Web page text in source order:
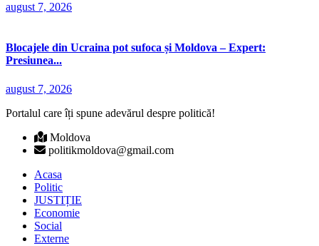
august 7, 2026
Blocajele din Ucraina pot sufoca și Moldova – Expert:
Presiunea...
august 7, 2026
Portalul care îți spune adevărul despre politică!
Moldova
politikmoldova@gmail.com
Acasa
Politic
JUSTIȚIE
Economie
Social
Externe